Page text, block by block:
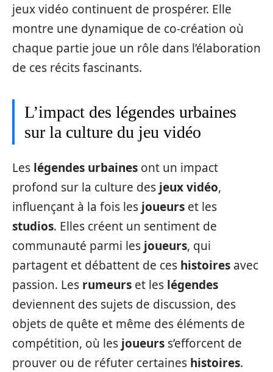
jeux vidéo continuent de prospérer. Elle
montre une dynamique de co-création où
chaque partie joue un rôle dans l’élaboration
de ces récits fascinants.
L’impact des légendes urbaines
sur la culture du jeu vidéo
Les légendes urbaines ont un impact
profond sur la culture des jeux vidéo,
influençant à la fois les joueurs et les
studios. Elles créent un sentiment de
communauté parmi les joueurs, qui
partagent et débattent de ces histoires avec
passion. Les rumeurs et les légendes
deviennent des sujets de discussion, des
objets de quête et même des éléments de
compétition, où les joueurs s’efforcent de
prouver ou de réfuter certaines histoires.